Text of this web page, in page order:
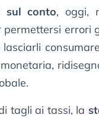
sul conto, oggi,
errori
tagli ai tassi, la